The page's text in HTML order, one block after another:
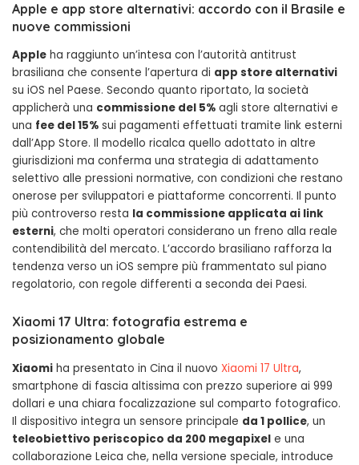
Apple e app store alternativi: accordo con il Brasile e
nuove commissioni
Apple ha raggiunto un’intesa con l’autorità antitrust
brasiliana che consente l’apertura di app store alternativi
su iOS nel Paese. Secondo quanto riportato, la società
applicherà una commissione del 5% agli store alternativi e
una fee del 15% sui pagamenti effettuati tramite link esterni
dall’App Store. Il modello ricalca quello adottato in altre
giurisdizioni ma conferma una strategia di adattamento
selettivo alle pressioni normative, con condizioni che restano
onerose per sviluppatori e piattaforme concorrenti. Il punto
più controverso resta la commissione applicata ai link
esterni, che molti operatori considerano un freno alla reale
contendibilità del mercato. L’accordo brasiliano rafforza la
tendenza verso un iOS sempre più frammentato sul piano
regolatorio, con regole differenti a seconda dei Paesi.
Xiaomi 17 Ultra: fotografia estrema e
posizionamento globale
Xiaomi ha presentato in Cina il nuovo Xiaomi 17 Ultra,
smartphone di fascia altissima con prezzo superiore ai 999
dollari e una chiara focalizzazione sul comparto fotografico.
Il dispositivo integra un sensore principale da 1 pollice, un
teleobiettivo periscopico da 200 megapixel e una
collaborazione Leica che, nella versione speciale, introduce